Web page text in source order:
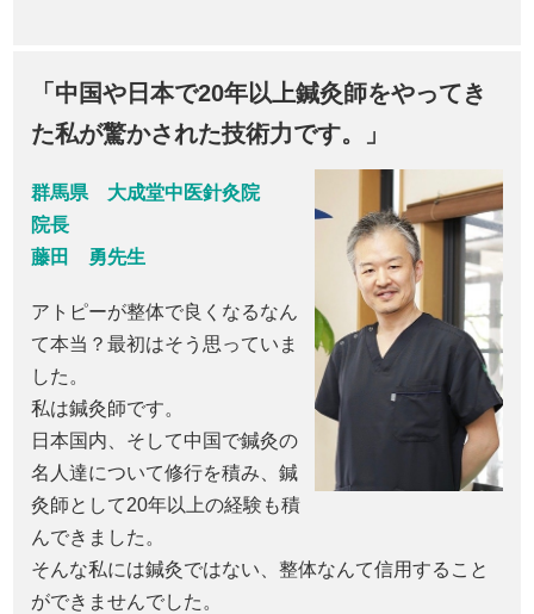
「中国や日本で20年以上鍼灸師をやってき
た私が驚かされた技術力です。」
群馬県 大成堂中医針灸院
院長
藤田 勇先生
アトピーが整体で良くなるなん
て本当？最初はそう思っていま
した。
私は鍼灸師です。
日本国内、そして中国で鍼灸の
名人達について修行を積み、鍼
灸師として20年以上の経験も積
んできました。
そんな私には鍼灸ではない、整体なんて信用すること
ができませんでした。